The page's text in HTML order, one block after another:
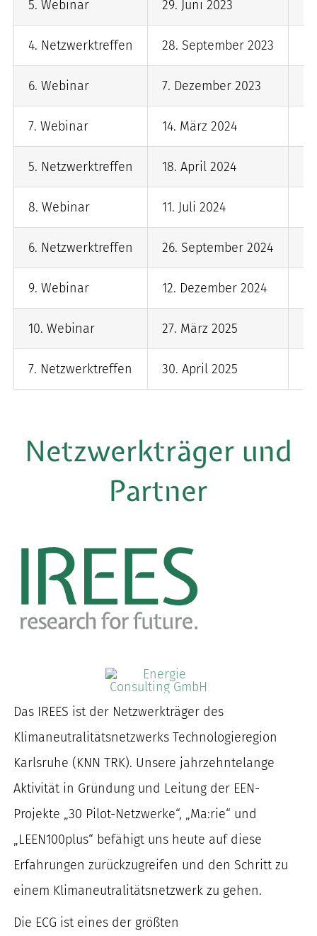
5. Webinar 29. Juni 2023
4. Netzwerktreffen 28. September 2023
6. Webinar 7. Dezember 2023
7. Webinar 14. März 2024
5. Netzwerktreffen 18. April 2024
8. Webinar 11. Juli 2024
6. Netzwerktreffen 26. September 2024
9. Webinar 12. Dezember 2024
10. Webinar 27. März 2025
7. Netzwerktreffen 30. April 2025
Netzwerkträger und
Partner
Das IREES ist der Netzwerkträger des
Klimaneutralitätsnetzwerks Technologieregion
Karlsruhe (KNN TRK). Unsere jahrzehntelange
Aktivität in Gründung und Leitung der EEN-
Projekte „30 Pilot-Netzwerke“, „Ma:rie“ und
„LEEN100plus“ befähigt uns heute auf diese
Erfahrungen zurückzugreifen und den Schritt zu
einem Klimaneutralitätsnetzwerk zu gehen.
Die ECG ist eines der größten